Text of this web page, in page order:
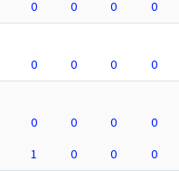
0 0 0 0
0 0 0 0
0 0 0 0
1 0 0 0